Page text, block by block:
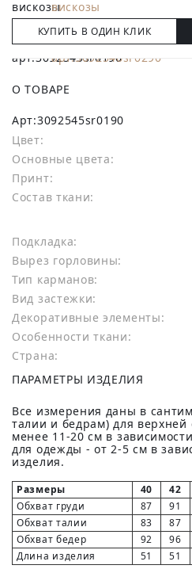
КУПИТЬ В ОДИН КЛИК
О ТОВАРЕ
Арт:3092545sr0190
Цвет:
Основные цвета:
Принт:
Состав ткани:
Подкладка:
Вырез горловины:
Тип карманов:
Вид застежки:
Декоративные элементы:
Особенности ткани:
Страна:
ПАРАМЕТРЫ ИЗДЕЛИЯ
Все измерения даны в
талии и бедрам) для
менее 11-20 см в
для одежды - от 2-5 см в
изделия.
Размеры 40 42
Обхват груди
87 91
Обхват талии
83 87
Обхват бедер
92 96
Длина изделия
51 51